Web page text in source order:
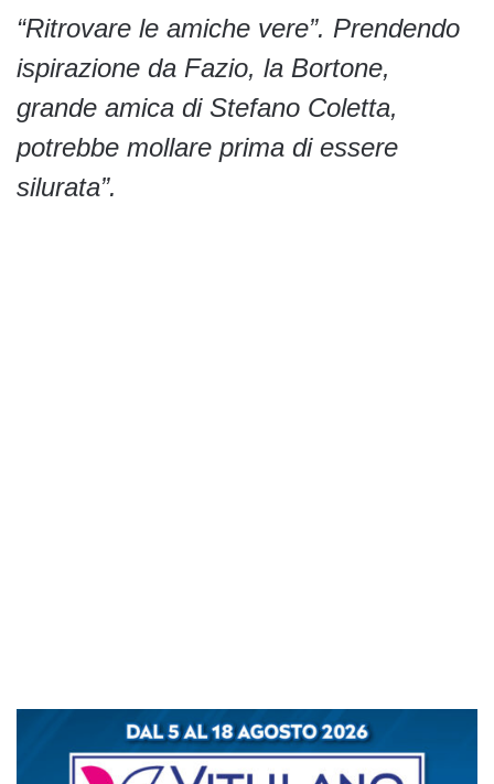
“Ritrovare le amiche vere”. Prendendo
ispirazione da Fazio, la Bortone,
grande amica di Stefano Coletta,
potrebbe mollare prima di essere
silurata”.